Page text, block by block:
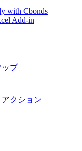
with Cbonds
Add-in
プ
クション